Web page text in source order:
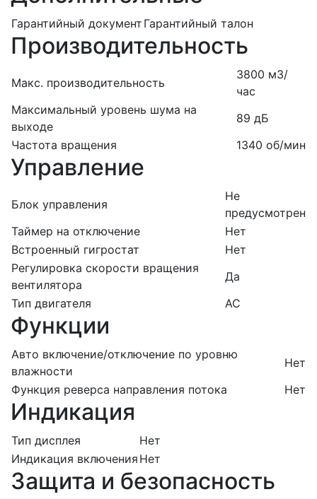
Гарантийный документ Гарантийный талон
Производительность
Макс. производительность
3800 м3/
час
Максимальный уровень шума на
выходе
89 дБ
Частота вращения
1340 об/мин
Управление
Блок управления
Не
предусмотрен
Таймер на отключение
Нет
Встроенный гигростат
Нет
Регулировка скорости вращения
вентилятора
Да
Тип двигателя
AC
Функции
Авто включение/отключение по уровню
влажности
Нет
Функция реверса направления потока
Нет
Индикация
Тип дисплея
Нет
Индикация включения Нет
Защита и безопасность